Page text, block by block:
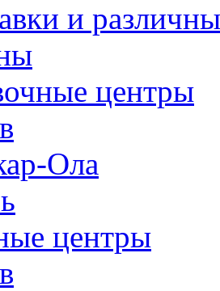
и
центры
Ола
центры